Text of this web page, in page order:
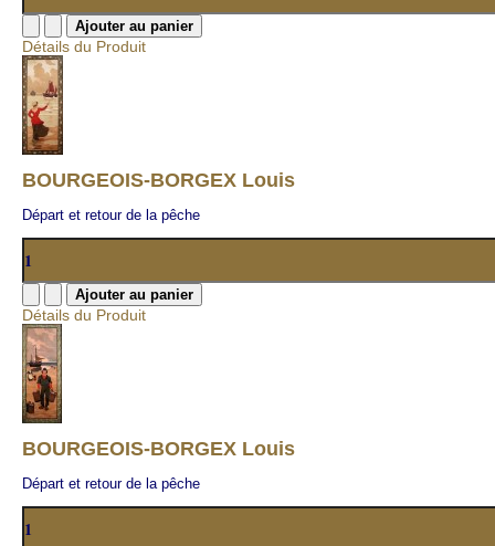
Détails du Produit
BOURGEOIS-BORGEX Louis
Départ et retour de la pêche
Détails du Produit
BOURGEOIS-BORGEX Louis
Départ et retour de la pêche